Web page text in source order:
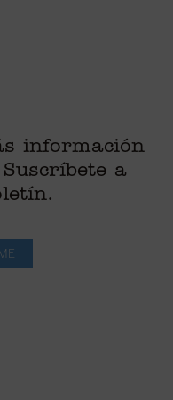
información
a